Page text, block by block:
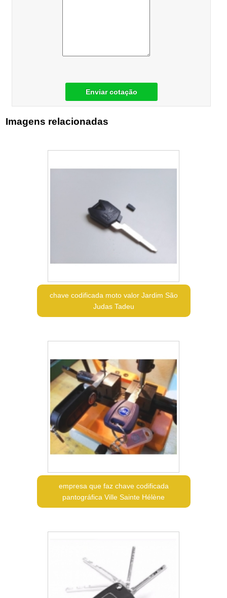
Enviar cotação
Imagens relacionadas
chave codificada moto valor Jardim São
Judas Tadeu
empresa que faz chave codificada
pantográfica Ville Sainte Hélène